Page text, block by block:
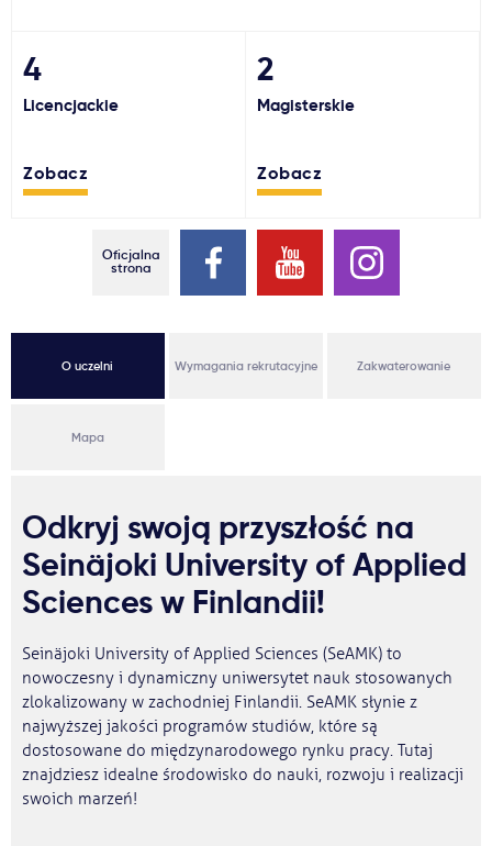
Usługi
Dlaczego Kastu?
4
Licencjackie
Zobacz
2
Magisterskie
Zobacz
Oficjalna
strona
O uczelni Wymagania rekrutacyjne Zakwaterowanie
Mapa
Odkryj swoją przyszłość na
Seinäjoki University of Applied
Sciences w Finlandii!
Seinäjoki University of Applied Sciences (SeAMK) to
nowoczesny i dynamiczny uniwersytet nauk stosowanych
zlokalizowany w zachodniej Finlandii. SeAMK słynie z
najwyższej jakości programów studiów, które są
dostosowane do międzynarodowego rynku pracy. Tutaj
znajdziesz idealne środowisko do nauki, rozwoju i realizacji
swoich marzeń!